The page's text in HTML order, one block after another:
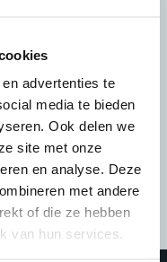
advertenties te
media te bieden
Ook delen we
site met onze
en analyse. Deze
met andere
of die ze hebben
van hun services.